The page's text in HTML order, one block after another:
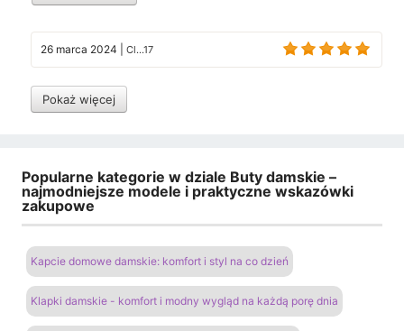
26 marca 2024 Cl...17
Pokaż więcej
Popularne kategorie w dziale Buty damskie –
najmodniejsze modele i praktyczne wskazówki
zakupowe
Kapcie domowe damskie: komfort i styl na co dzień
Klapki damskie - komfort i modny wygląd na każdą porę dnia